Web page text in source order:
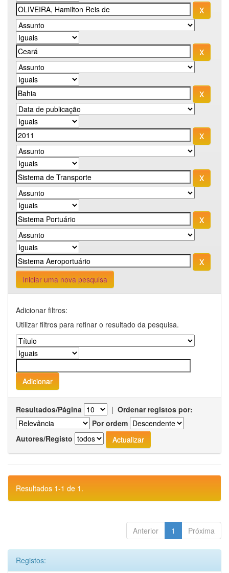
Iniciar uma nova pesquisa
Adicionar filtros:
Utilizar filtros para refinar o resultado da pesquisa.
Resultados/Página | Ordenar registos por:
Por ordem
Autores/Registo
Resultados 1-1 de 1.
Anterior 1 Próxima
Registos: